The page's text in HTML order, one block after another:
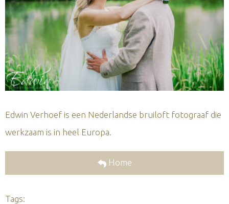
Edwin Verhoef is een Nederlandse bruiloft fotograaf die
werkzaam is in heel Europa.
Home
Tags: